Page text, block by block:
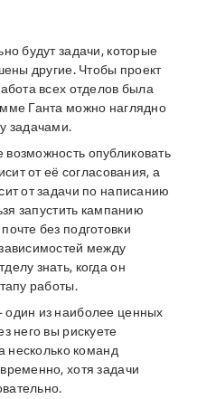
будут задачи, которые
другие. Чтобы проект
всех отделов была
Ганта можно наглядно
задачами.
опубликовать
от её согласования, а
от задачи по написанию
запустить кампанию
без подготовки
между
знать, когда он
работы.
из наиболее ценных
него вы рискуете
несколько команд
хотя задачи